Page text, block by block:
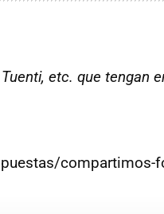
etc. que tengan
compartimos-